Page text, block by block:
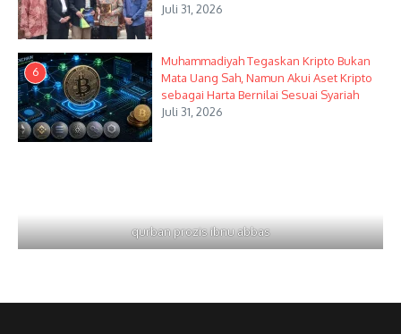
Juli 31, 2026
6
Muhammadiyah Tegaskan Kripto Bukan
Mata Uang Sah, Namun Akui Aset Kripto
sebagai Harta Bernilai Sesuai Syariah
Juli 31, 2026
qurban prozis ibnu abbas